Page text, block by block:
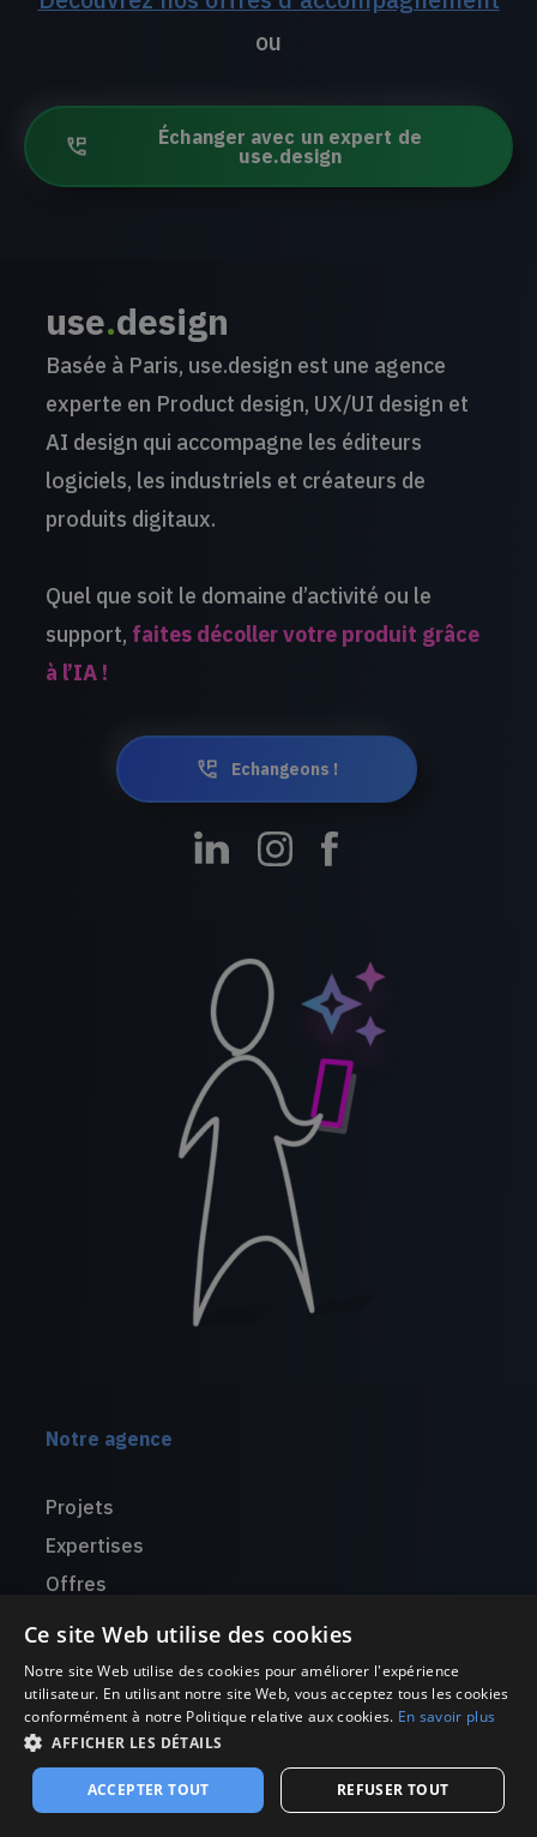
ou
Échanger avec un expert de
use.design
use.design
Basée à Paris, use.design est une agence
experte en Product design, UX/UI design et
AI design qui accompagne les éditeurs
logiciels, les industriels et créateurs de
produits digitaux.
Quel que soit le domaine d’activité ou le
support, faites décoller votre produit grâce
à l’IA !
Echangeons !
Notre agence
Projets
Expertises
Offres
Agence
Notre mission
Blog
Domaines de design
Ce site Web utilise des cookies
Notre site Web utilise des cookies pour améliorer l'expérience
utilisateur. En utilisant notre site Web, vous acceptez tous les cookies
conformément à notre Politique relative aux cookies. En savoir plus
AFFICHER LES DÉTAILS
ACCEPTER TOUT REFUSER TOUT